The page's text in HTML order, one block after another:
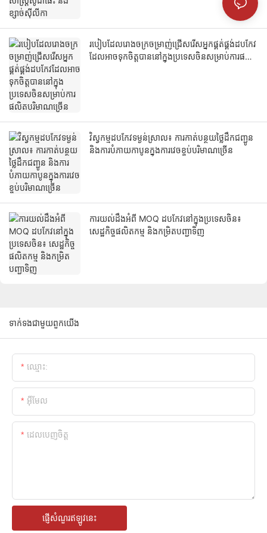
របៀបដែលរោងចក្រចម្រាញ់ជ្រើសរើសអ្នកផ្គត់ផ្គង់ដបកែវ
ដែលអាចទុកចិត្តបាននៅក្នុងប្រទេសចិនសម្រាប់ការផលិត
វិស្វកម្មដបកែវទម្ងន់ស្រាល៖ ការកាត់បន្ថយថ្លៃដឹកជញ្ជូន
និងការបំភាយកាបូនក្នុងការវេចខ្ចប់បរិមាណច្រើន
ការយល់ដឹងអំពី MOQ ដបកែវនៅក្នុងប្រទេសចិន៖
សេដ្ឋកិច្ចផលិតកម្ម និងកម្រិតបញ្ជាទិញ
ទាក់ទងជាមួយពួកយើង
ឈ្មោះ:
អ៊ីមែល
ដេលបេញចិត្ដ
ផ្ញើសំណួរឥឡូវនេះ